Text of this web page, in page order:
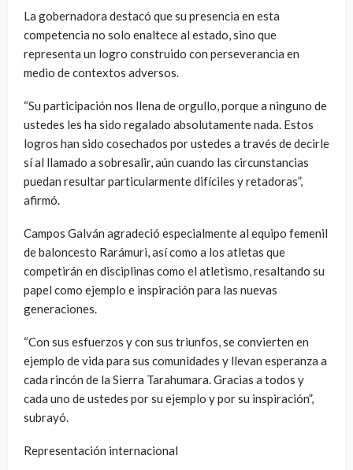
La gobernadora destacó que su presencia en esta
competencia no solo enaltece al estado, sino que
representa un logro construido con perseverancia en
medio de contextos adversos.
“Su participación nos llena de orgullo, porque a ninguno de
ustedes les ha sido regalado absolutamente nada. Estos
logros han sido cosechados por ustedes a través de decirle
sí al llamado a sobresalir, aún cuando las circunstancias
puedan resultar particularmente difíciles y retadoras”,
afirmó.
Campos Galván agradeció especialmente al equipo femenil
de baloncesto Rarámuri, así como a los atletas que
competirán en disciplinas como el atletismo, resaltando su
papel como ejemplo e inspiración para las nuevas
generaciones.
“Con sus esfuerzos y con sus triunfos, se convierten en
ejemplo de vida para sus comunidades y llevan esperanza a
cada rincón de la Sierra Tarahumara. Gracias a todos y
cada uno de ustedes por su ejemplo y por su inspiración”,
subrayó.
Representación internacional